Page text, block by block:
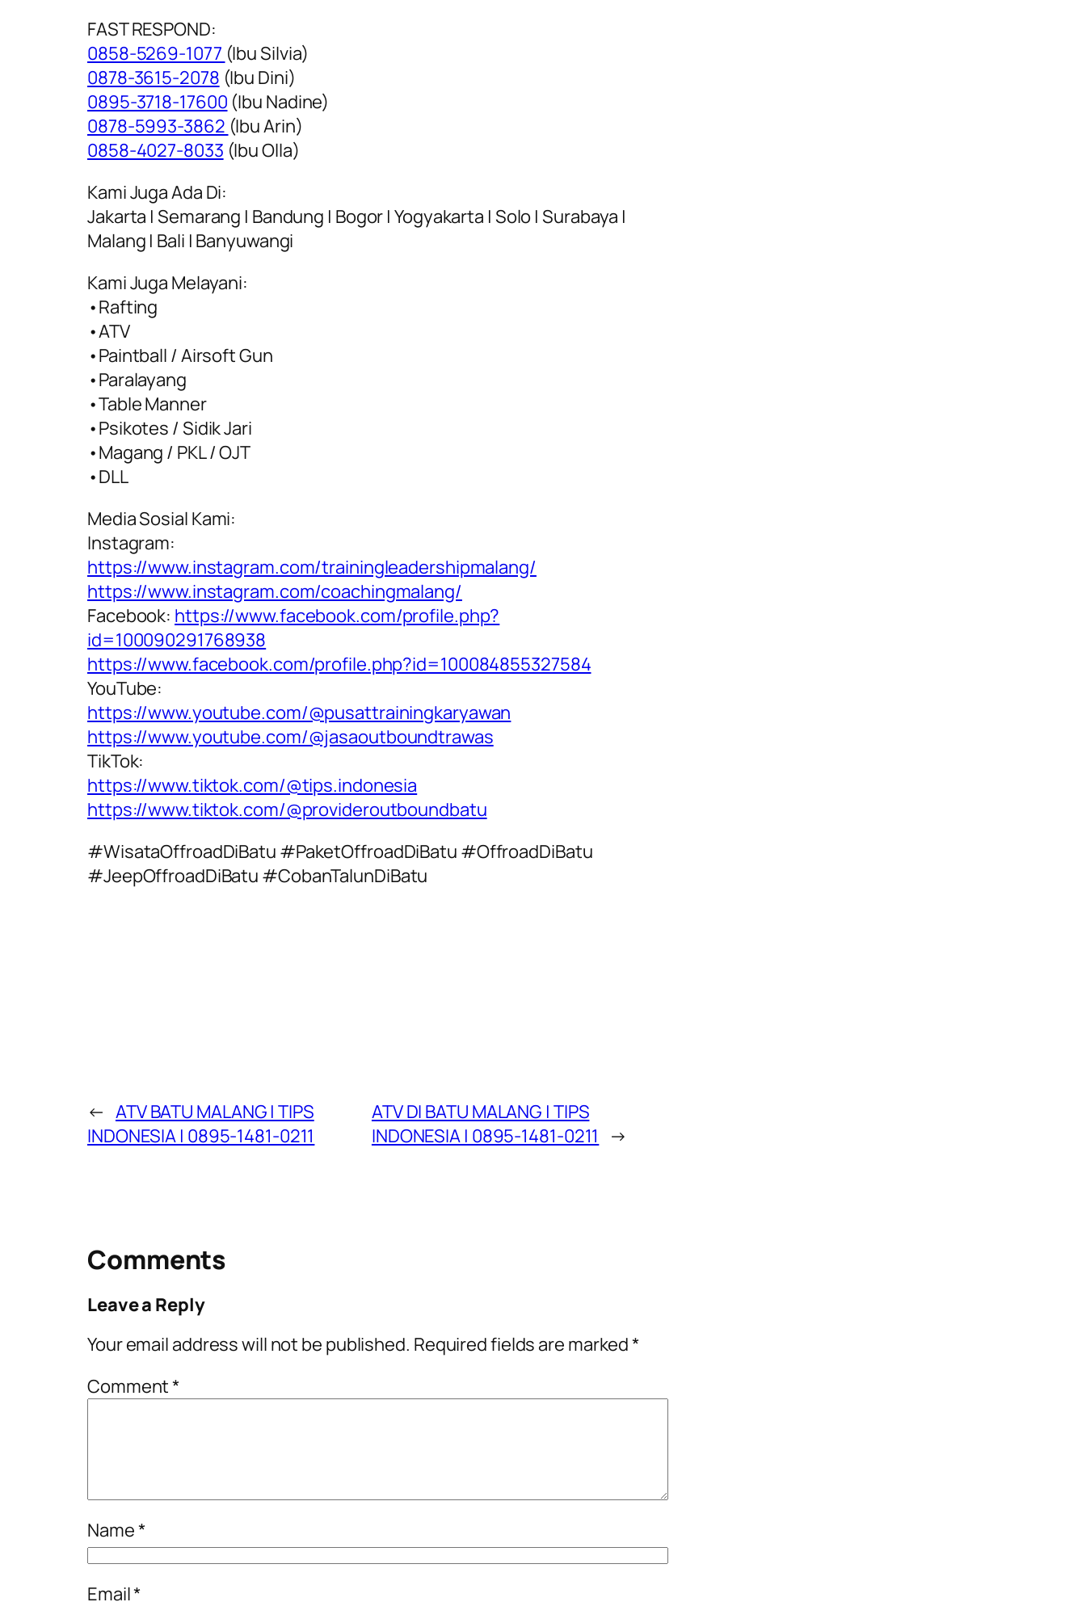
FAST RESPOND:
0858-5269-1077 (Ibu Silvia)
0878-3615-2078 (Ibu Dini)
0895-3718-17600 (Ibu Nadine)
0878-5993-3862 (Ibu Arin)
0858-4027-8033 (Ibu Olla)
Kami Juga Ada Di:
Jakarta | Semarang | Bandung | Bogor | Yogyakarta | Solo | Surabaya |
Malang | Bali | Banyuwangi
Kami Juga Melayani:
•Rafting
•ATV
•Paintball / Airsoft Gun
•Paralayang
•Table Manner
•Psikotes / Sidik Jari
•Magang / PKL / OJT
•DLL
Media Sosial Kami:
Instagram:
https://www.instagram.com/trainingleadershipmalang/
https://www.instagram.com/coachingmalang/
Facebook: https://www.facebook.com/profile.php?
id=100090291768938
https://www.facebook.com/profile.php?id=100084855327584
YouTube:
https://www.youtube.com/@pusattrainingkaryawan
https://www.youtube.com/@jasaoutboundtrawas
TikTok:
https://www.tiktok.com/@tips.indonesia
https://www.tiktok.com/@provideroutboundbatu
#WisataOffroadDiBatu #PaketOffroadDiBatu #OffroadDiBatu
#JeepOffroadDiBatu #CobanTalunDiBatu
← ATV BATU MALANG | TIPS
INDONESIA | 0895-1481-0211
ATV DI BATU MALANG | TIPS
INDONESIA | 0895-1481-0211
→
Comments
Leave a Reply
Your email address will not be published. Required fields are marked*
Comment*
Name*
Email*